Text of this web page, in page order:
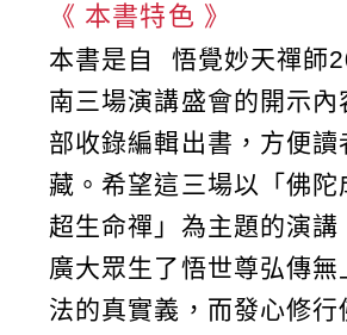
《 本書特色 》
本書是自 悟覺妙天禪師
南三場演講盛會的開示內
部收錄編輯出書，方便讀
藏。希望這三場以「佛陀
超生命禪」為主題的演講
廣大眾生了悟世尊弘傳無
法的真實義，而發心修行